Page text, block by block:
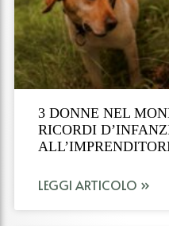
3 DONNE NEL
RICORDI
LEGGI ARTICOLO »